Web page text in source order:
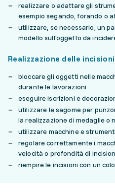
realizzare o adattare gli
esempio segando, forando o
utilizzare, se necessario, un
modello sull'oggetto da
Realizzazione delle incisioni
bloccare gli oggetti nelle
durante le lavorazioni
eseguire iscrizioni e
utilizzare le sagome per
la realizzazione di medaglie o
utilizzare macchine e
regolare correttamente i
velocità o profondità di
riempire le incisioni con un